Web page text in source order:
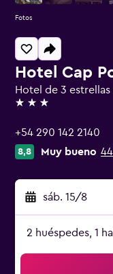
Hotel Cap
Hotel de 3
3 estrellas
+54 290 142 2140
8,8 Muy bueno
sáb. 15/8
2 huéspedes, 1
Fotos